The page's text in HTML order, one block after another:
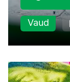
Vaud